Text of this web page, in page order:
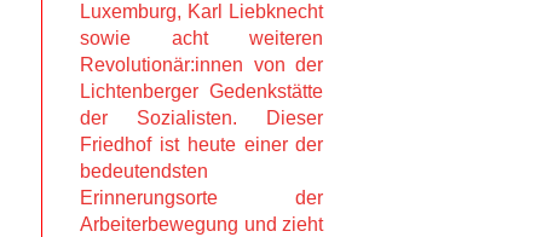
Luxemburg, Karl Liebknecht
sowie acht weiteren
Revolutionär:innen von der
Lichtenberger Gedenkstätte
der Sozialisten. Dieser
Friedhof ist heute einer der
bedeutendsten
Erinnerungsorte der
Arbeiterbewegung und zieht